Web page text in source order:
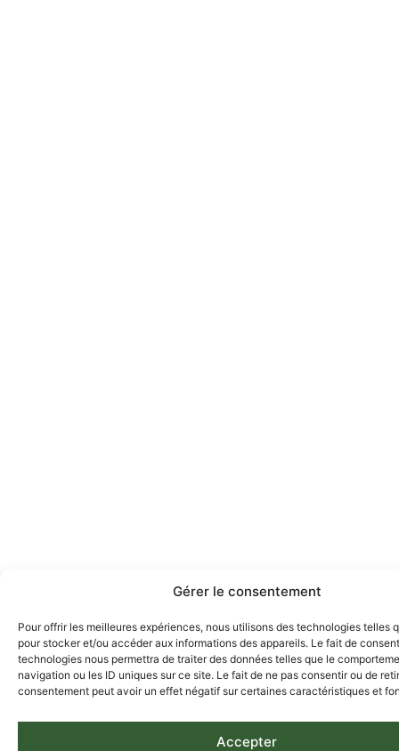
Gérer le consentement
Pour offrir les meilleures expériences, nous utilisons des technologies telles
pour stocker et/ou accéder aux informations des appareils. Le fait de
technologies nous permettra de traiter des données telles que le
navigation ou les ID uniques sur ce site. Le fait de ne pas consentir ou de
consentement peut avoir un effet négatif sur certaines caractéristiques et
Accepter